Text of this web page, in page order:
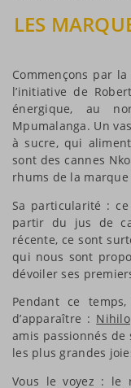
LES
Commençons par
l’initiative de
énergique, au
Mpumalanga. Un
à sucre, qui
sont des cannes
rhums de la
Sa particularité :
partir du jus de
récente, ce sont
qui nous sont
dévoiler ses
Pendant ce
d’apparaître : Nihilo
amis passionnés
les plus grandes
Vous le voyez : le